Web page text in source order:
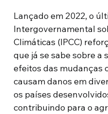
Lançado em 2022, o
Intergovernamental
Climáticas (IPCC)
que já se sabe sobre a
efeitos das mudanças
causam danos em
os países
contribuindo para o